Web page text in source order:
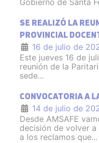
Gobierno de Santa
SE REALIZÓ LA
PROVINCIAL
16 de julio de
Este jueves 16 de
reunión de la
sede...
CONVOCATORIA A
14 de julio de
Desde AMSAFE
decisión de volver
a los reclamos que...